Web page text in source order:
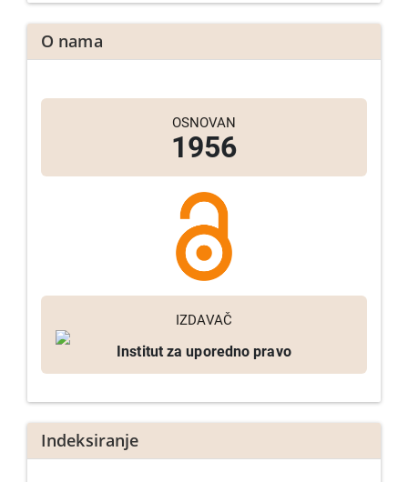
O nama
OSNOVAN
1956
IZDAVAČ
Institut za uporedno pravo
Indeksiranje